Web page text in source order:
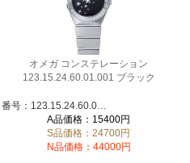
オメガ コンステレーション
123.15.24.60.01.001 ブラック
番号：123.15.24.60.01.001
A品価格：15400円
S品価格：24700円
N品価格：44000円